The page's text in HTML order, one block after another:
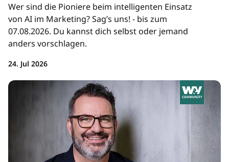
Wer sind die Pioniere beim intelligenten Einsatz
von AI im Marketing? Sag’s uns! - bis zum
07.08.2026. Du kannst dich selbst oder jemand
anders vorschlagen.
24. Jul 2026